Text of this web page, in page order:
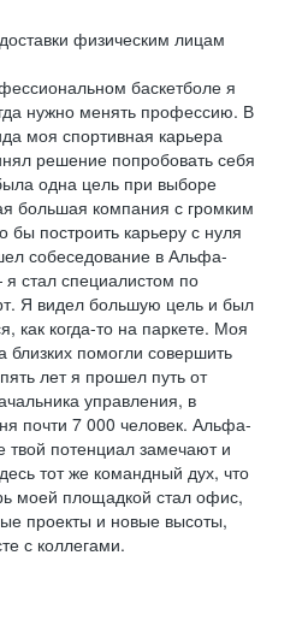
физическим лицам
баскетболе я
нужно менять профессию. В
моя спортивная карьера
решение попробовать себя
одна цель при выборе
большая компания с громким
построить карьеру с нуля
собеседование в Альфа-
стал специалистом по
Я видел большую цель и был
как когда-то на паркете. Моя
близких помогли совершить
лет я прошел путь от
управления, в
почти 7 000 человек. Альфа-
твой потенциал замечают и
тот же командный дух, что
моей площадкой стал офис,
проекты и новые высоты,
с коллегами.